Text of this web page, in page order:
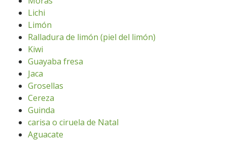
Lichi
Limón
Ralladura de limón (piel del limón)
Kiwi
Guayaba fresa
Jaca
Grosellas
Cereza
Guinda
carisa o ciruela de Natal
Aguacate